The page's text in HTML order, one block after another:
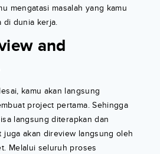
mengatasi masalah yang kamu
di dunia kerja.
and
kamu akan langsung
project pertama. Sehingga
langsung diterapkan dan
juga akan direview langsung oleh
Melalui seluruh proses